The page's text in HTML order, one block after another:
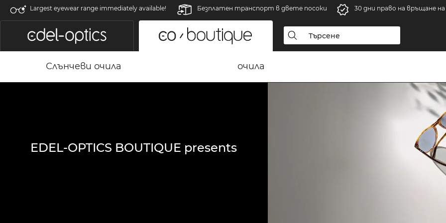
Largest eyewear range immediately available! Безплатен транспорт в двете посоки 30 дни право на връщане
Слънчеви очила очила
EDEL-OPTICS BOUTIQUE presents